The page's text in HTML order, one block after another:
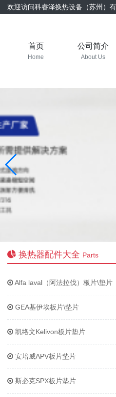
欢迎访问科睿泽换热设备（苏州）
首页
Home
公司简介
About Us
换热器配件大全 Parts
Alfa laval（阿法拉伐）板片\垫片
GEA基伊埃板片\垫片
凯络文Kelivon板片垫片
安培威APV板片垫片
斯必克SPX板片垫片